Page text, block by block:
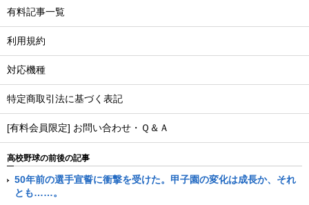
有料記事一覧
利用規約
対応機種
特定商取引法に基づく表記
[有料会員限定] お問い合わせ・Ｑ＆Ａ
高校野球の前後の記事
50年前の選手宣誓に衝撃を受けた。甲子園の変化は成長か、それ
とも……。